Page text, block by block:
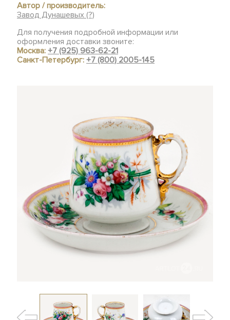
Автор / производитель:
Завод Дунашевых (?)
Для получения подробной информации или
оформления доставки звоните:
Москва:+7 (925) 963-62-21
Санкт-Петербург:+7 (800) 2005-145